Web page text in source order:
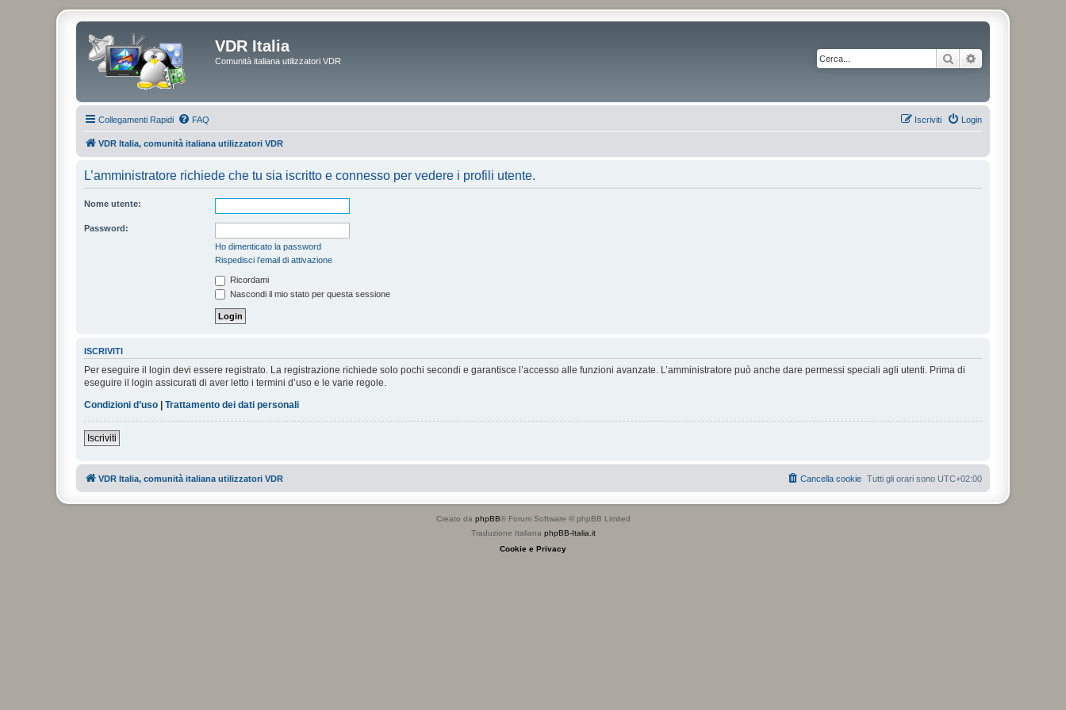
VDR Italia
Comunità italiana utilizzatori VDR Cerca
Collegamenti Rapidi FAQ Login
Iscriviti
VDR Italia, comunità italiana utilizzatori VDR
L’amministratore richiede che tu sia iscritto e connesso per vedere i profili utente.
Nome utente:
Password:
Ho dimenticato la password
Rispedisci l’email di attivazione
Ricordami
Nascondi il mio stato per questa sessione
ISCRIVITI
Per eseguire il login devi essere registrato. La registrazione richiede solo pochi secondi e garantisce l’accesso alle funzioni avanzate. L’amministratore può anche dare permessi speciali agli utenti. Prima di
eseguire il login assicurati di aver letto i termini d’uso e le varie regole.
Condizioni d’uso | Trattamento dei dati personali
Iscriviti
VDR Italia, comunità italiana utilizzatori VDR Tutti gli orari sono UTC+02:00
Cancella cookie
Creato da phpBB® Forum Software © phpBB Limited
Traduzione Italiana phpBB-Italia.it
Cookie e Privacy